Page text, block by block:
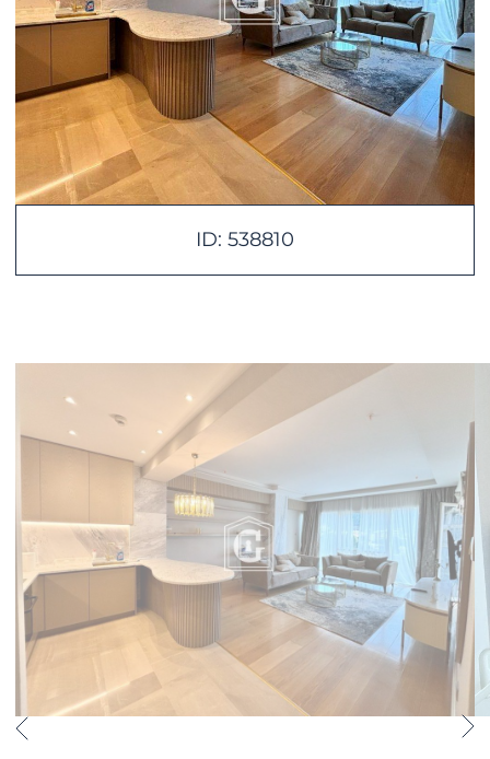
ID: 538810